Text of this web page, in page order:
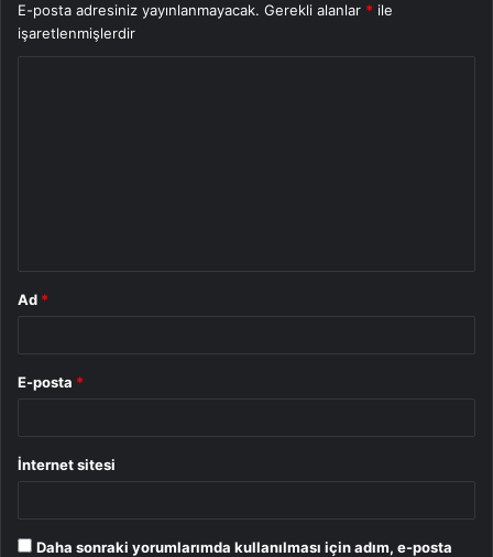
E-posta adresiniz yayınlanmayacak. Gerekli alanlar * ile
işaretlenmişlerdir
Ad *
E-posta *
İnternet sitesi
Daha sonraki yorumlarımda kullanılması için adım, e-posta